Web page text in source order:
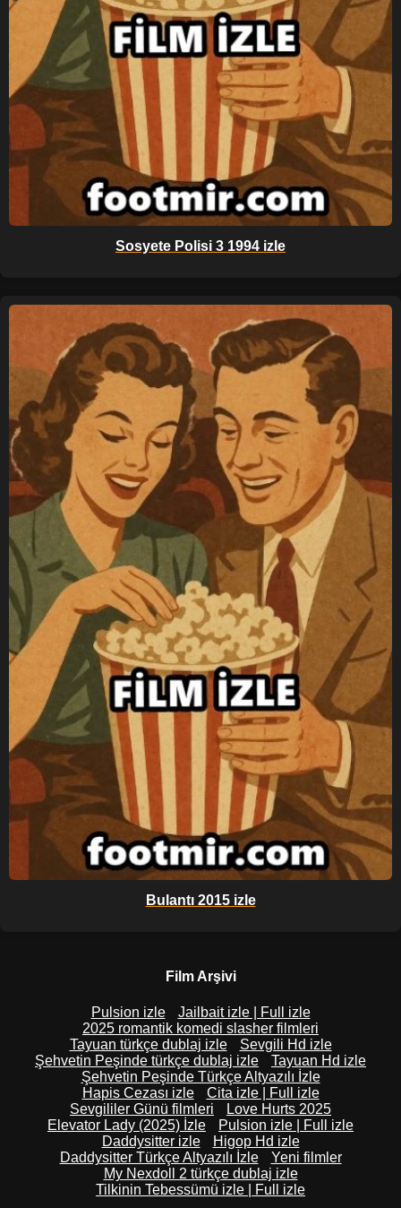
Sosyete Polisi 3 1994 izle
Bulantı 2015 izle
Film Arşivi
Pulsion izle
Jailbait izle | Full izle
2025 romantik komedi slasher filmleri
Tayuan türkçe dublaj izle
Sevgili Hd izle
Şehvetin Peşinde türkçe dublaj izle
Tayuan Hd izle
Şehvetin Peşinde Türkçe Altyazılı İzle
Hapis Cezası izle
Cita izle | Full izle
Sevgililer Günü filmleri
Love Hurts 2025
Elevator Lady (2025) İzle
Pulsion izle | Full izle
Daddysitter izle
Higop Hd izle
Daddysitter Türkçe Altyazılı İzle
Yeni filmler
My Nexdoll 2 türkçe dublaj izle
Tilkinin Tebessümü izle | Full izle